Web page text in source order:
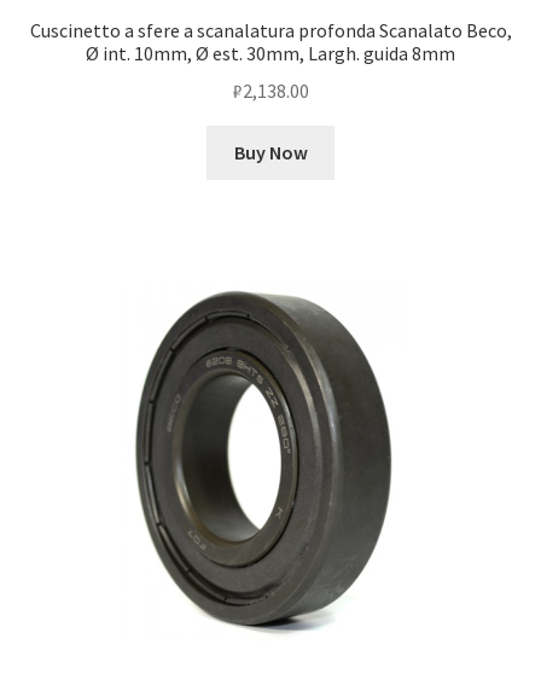
Cuscinetto a sfere a scanalatura profonda Scanalato Beco,
Ø int. 10mm, Ø est. 30mm, Largh. guida 8mm
₽2,138.00
Buy Now